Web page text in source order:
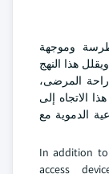
وموجهة
هذا النهج
راحة المرضى،
الاتجاه إلى
الدموية مع
In addition to
access